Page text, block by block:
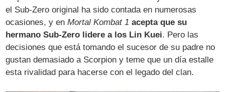
el Sub-Zero original ha sido contada en numerosas
ocasiones, y enMortal Kombat 1 acepta que su
hermano Sub-Zero lidere a los Lin Kuei. Pero las
decisiones que está tomando el sucesor de su padre no
gustan demasiado a Scorpion y teme que un día estalle
esta rivalidad para hacerse con el legado del clan.